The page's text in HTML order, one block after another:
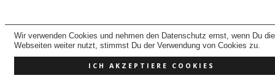
Wir verwenden Cookies und nehmen den Datenschutz ernst, wenn Du
Webseiten weiter nutzt, stimmst Du der Verwendung von Cookies zu.
ICH AKZEPTIERE COOKIES